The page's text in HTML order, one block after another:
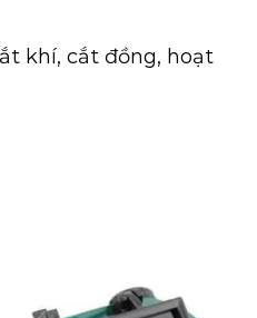
khí, cắt đồng, hoạt